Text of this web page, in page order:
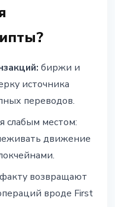
биржи и
источника
переводов.
слабым местом:
движение
возвращают
вроде First